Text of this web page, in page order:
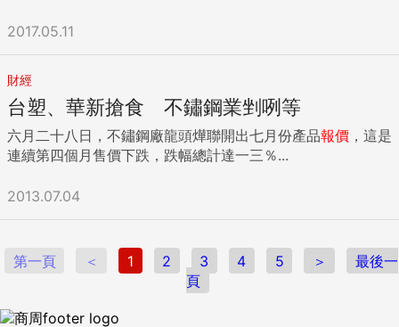
2017.05.11
財經
台塑、華新搶食 不鏽鋼業剉咧等
六月二十八日，不鏽鋼廠龍頭燁聯開出七月份產品報價 ，這是
連續第四個月售價下跌，跌幅總計達一三％...
2013.07.04
第一頁 ＜ 1 2 3 4 5 ＞
最後一
頁